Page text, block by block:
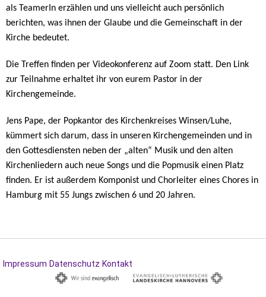
als TeamerIn erzählen und uns vielleicht auch persönlich
berichten, was ihnen der Glaube und die Gemeinschaft in der
Kirche bedeutet.
Die Treffen finden per Videokonferenz auf Zoom statt. Den Link
zur Teilnahme erhaltet ihr von eurem Pastor in der
Kirchengemeinde.
Jens Pape, der Popkantor des Kirchenkreises Winsen/Luhe,
kümmert sich darum, dass in unseren Kirchengemeinden und in
den Gottesdiensten neben der „alten“ Musik und den alten
Kirchenliedern auch neue Songs und die Popmusik einen Platz
finden. Er ist außerdem Komponist und Chorleiter eines Chores in
Hamburg mit 55 Jungs zwischen 6 und 20 Jahren.
Impressum Datenschutz Kontakt